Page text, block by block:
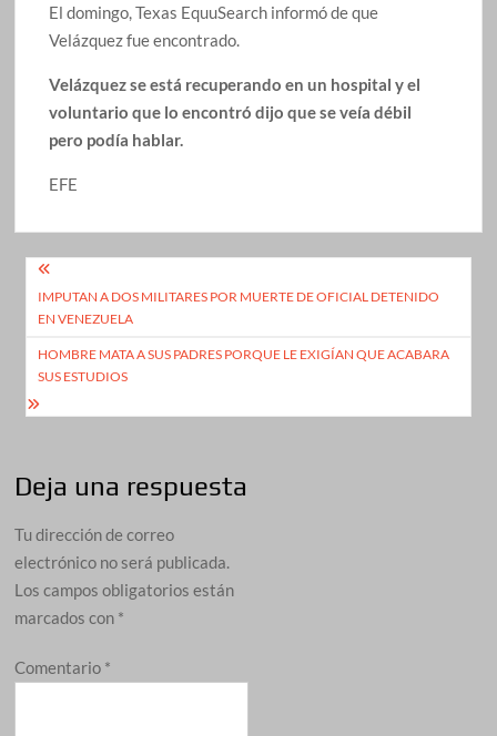
El domingo, Texas EquuSearch informó de que
Velázquez fue encontrado.
Velázquez se está recuperando en un hospital y el
voluntario que lo encontró dijo que se veía débil
pero podía hablar.
EFE
Navegación
de
entradas
IMPUTAN A DOS MILITARES POR MUERTE DE OFICIAL DETENIDO
EN VENEZUELA
HOMBRE MATA A SUS PADRES PORQUE LE EXIGÍAN QUE ACABARA
SUS ESTUDIOS
Deja una respuesta
Tu dirección de correo
electrónico no será publicada.
Los campos obligatorios están
marcados con *
Comentario *